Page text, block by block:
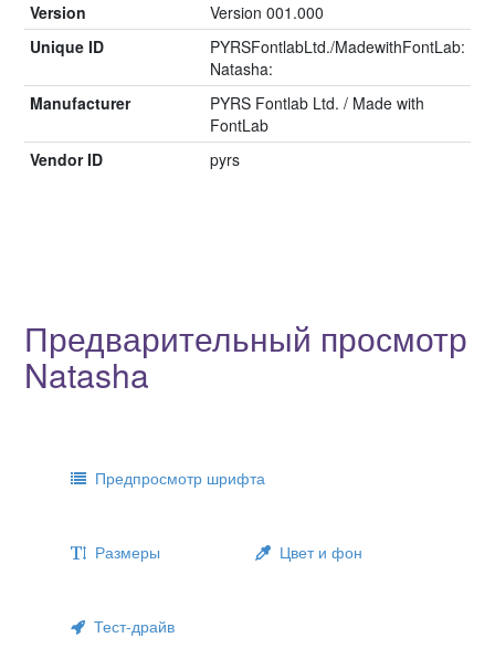
Version
Version 001.000
Unique ID
PYRSFontlabLtd./MadewithFontLab:
Natasha:
Manufacturer
PYRS Fontlab Ltd. / Made with
FontLab
Vendor ID
pyrs
Предварительный просмотр
Natasha
Предпросмотр шрифта
Размеры Цвет и фон
Тест-драйв